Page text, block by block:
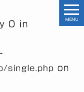
0 in
single.php on
MENU